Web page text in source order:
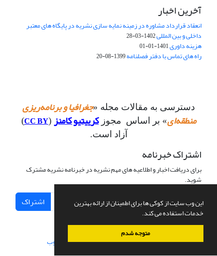
این وب سایت از کوکی ها برای اطمینان از ارائه بهترین
خدمات استفاده می کند.
متوجه شدم
آخرین اخبار
انعقاد قرارداد مشاوره در زمینه نمایه سازی نشریه در پایگاه های معتبر
داخلی و بین المللی1402-03-28
هزینه داوری1401-01-01
راه های تماس با دفتر فصلنامه1399-08-20
دسترسی به مقالات مجله «جغرافیا و برنامه‌ریزی
منطقه‌ای» بر اساس مجوزکرییتیو کامنز (
CC BY
)
آزاد است.
اشتراک خبرنامه
برای دریافت اخبار و اطلاعیه های مهم نشریه در خبرنامه نشریه مشترک
شوید.
اشتراک
سامانه مدیریت نشریات علمی.طراحی و پیاده سازی از سیناوب